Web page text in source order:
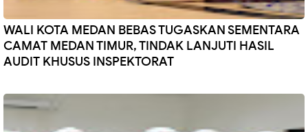
WALI KOTA MEDAN BEBAS TUGASKAN SEMENTARA
CAMAT MEDAN TIMUR, TINDAK LANJUTI HASIL
AUDIT KHUSUS INSPEKTORAT